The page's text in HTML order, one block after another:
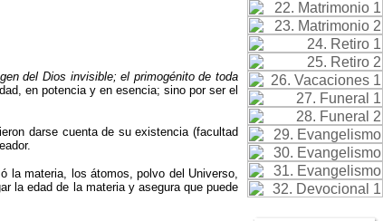
del Dios invisible; el primogénito de toda
en potencia y en esencia; sino por ser el
darse cuenta de su existencia (facultad
la materia, los átomos, polvo del Universo,
la edad de la materia y asegura que puede